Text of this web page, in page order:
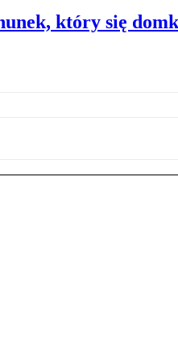
który się